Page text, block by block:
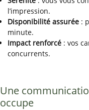
l’impression.
Disponibilité assurée :
minute.
Impact renforcé : vos
concurrents.
Une
occupe